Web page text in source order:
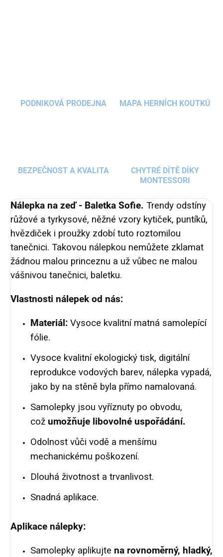
PODNIKOVÁ PRODEJNA MAPA HERNÍCH KOUTKŮ
BEZPEČNOST A KVALITA
CHYTRÉ DÍTĚ DÍKY
MONTESSORI
Nálepka na zeď - Baletka Sofie. Trendy odstíny
růžové a tyrkysové, něžné vzory kytiček, puntíků,
hvězdiček i proužky zdobí tuto roztomilou
tanečnici. Takovou nálepkou nemůžete zklamat
žádnou malou princeznu a už vůbec ne malou
vášnivou tanečnici, baletku.
Vlastnosti nálepek od nás:
Materiál: Vysoce kvalitní matná samolepící
fólie.
Vysoce kvalitní ekologický tisk, digitální
reprodukce vodových barev, nálepka vypadá,
jako by na stěně byla přímo namalovaná.
Samolepky jsou vyříznuty po obvodu,
což umožňuje libovolné uspořádání.
Odolnost vůči vodě a menšímu
mechanickému poškození.
Dlouhá životnost a trvanlivost.
Snadná aplikace.
Aplikace nálepky:
Samolepky aplikujte na rovnoměrný, hladký,